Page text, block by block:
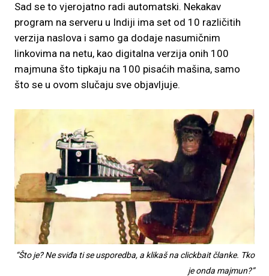
Sad se to vjerojatno radi automatski. Nekakav
program na serveru u Indiji ima set od 10 različitih
verzija naslova i samo ga dodaje nasumičnim
linkovima na netu, kao digitalna verzija onih 100
majmuna što tipkaju na 100 pisaćih mašina, samo
što se u ovom slučaju sve objavljuje.
“Što je? Ne sviđa ti se usporedba, a klikaš na clickbait članke. Tko
je onda majmun?”